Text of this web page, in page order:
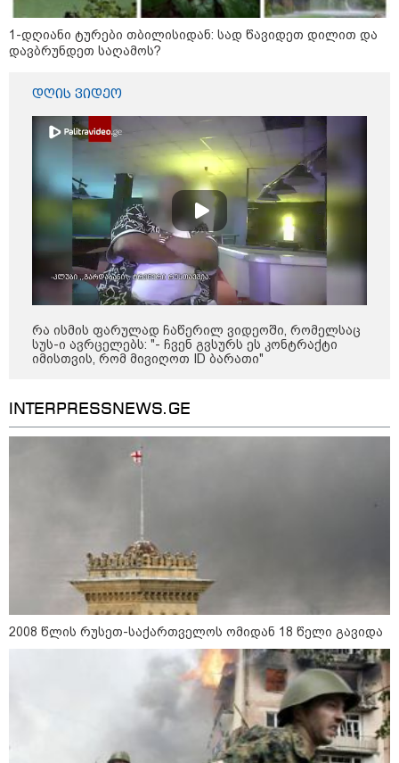
"დღეს ვიმგზავრეთ
მატარებლით, რომელიც ახალი
სიჩქარით მოძრაობს, მანამდე
15:17 / 06-08-2026
შემოსავლების სამსახურში
აზერბაიჯანული მედიის მიერ
გავრცელებულ ინფორმაციას
პასუხობენ
13:39 / 06-08-2026
ბაქომ საქართველოს საგარეო
უწყებას დიპლომატური ნოტა
გაუგზავნა - მიზეზი
აზერბაიჯანული სანომრე ნიშნის
მქონე სატვირთოების
საზღვარზე შეფერხებაა:
დეტალები
კატეგორიები
1-დღიანი ტურები თბილისიდან: სად წავიდეთ დილით და
დავბრუნდეთ საღამოს?
დღის ვიდეო
რა ისმის ფარულად ჩაწერილ ვიდეოში, რომელსაც
სუს-ი ავრცელებს: "- ჩვენ გვსურს ეს კონტრაქტი
იმისთვის, რომ მივიღოთ ID ბარათი"
INTERPRESSNEWS.GE
2008 წლის რუსეთ-საქართველოს ომიდან 18 წელი გავიდა